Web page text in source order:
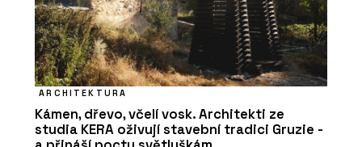
ARCHITEKTURA
Kámen, dřevo, včelí vosk. Architekti ze
studia KERA oživují stavební tradici Gruzie -